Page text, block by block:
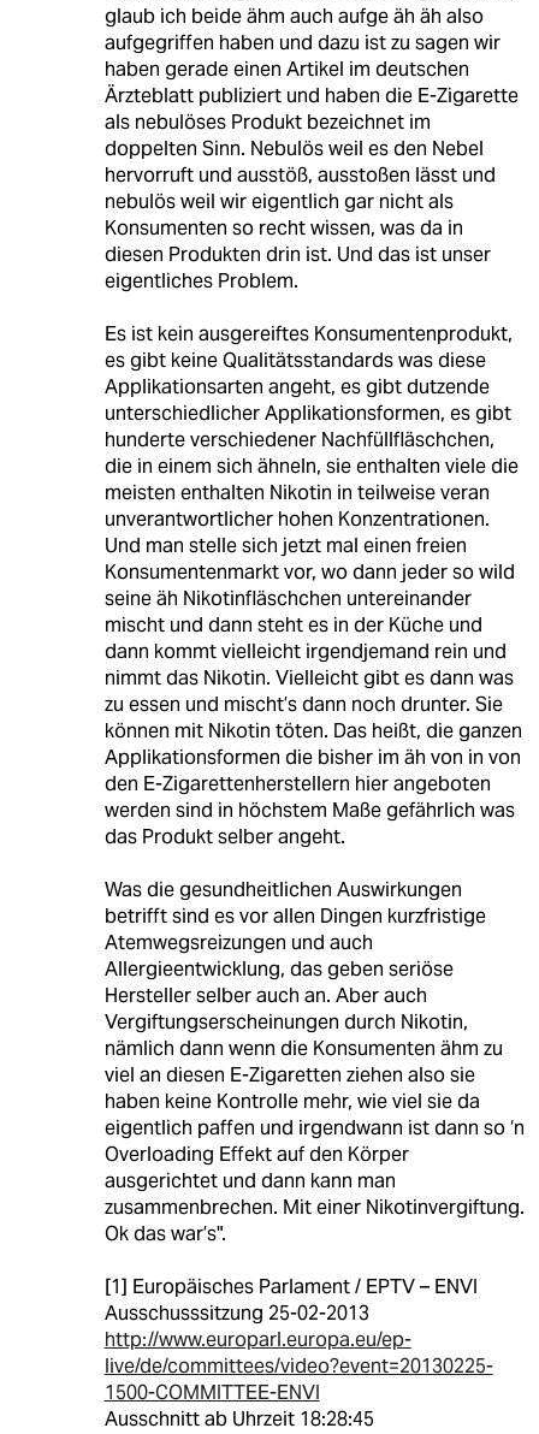
glaub ich beide ähm auch aufge äh äh also
aufgegriffen haben und dazu ist zu sagen wir
haben gerade einen Artikel im deutschen
Ärzteblatt publiziert und haben die E-Zigarette
als nebulöses Produkt bezeichnet im
doppelten Sinn. Nebulös weil es den Nebel
hervorruft und ausstöß, ausstoßen lässt und
nebulös weil wir eigentlich gar nicht als
Konsumenten so recht wissen, was da in
diesen Produkten drin ist. Und das ist unser
eigentliches Problem.
Es ist kein ausgereiftes Konsumentenprodukt,
es gibt keine Qualitätsstandards was diese
Applikationsarten angeht, es gibt dutzende
unterschiedlicher Applikationsformen, es gibt
hunderte verschiedener Nachfüllfläschchen,
die in einem sich ähneln, sie enthalten viele die
meisten enthalten Nikotin in teilweise veran
unverantwortlicher hohen Konzentrationen.
Und man stelle sich jetzt mal einen freien
Konsumentenmarkt vor, wo dann jeder so wild
seine äh Nikotinfläschchen untereinander
mischt und dann steht es in der Küche und
dann kommt vielleicht irgendjemand rein und
nimmt das Nikotin. Vielleicht gibt es dann was
zu essen und mischt’s dann noch drunter. Sie
können mit Nikotin töten. Das heißt, die ganzen
Applikationsformen die bisher im äh von in von
den E-Zigarettenherstellern hier angeboten
werden sind in höchstem Maße gefährlich was
das Produkt selber angeht.
Was die gesundheitlichen Auswirkungen
betrifft sind es vor allen Dingen kurzfristige
Atemwegsreizungen und auch
Allergieentwicklung, das geben seriöse
Hersteller selber auch an. Aber auch
Vergiftungserscheinungen durch Nikotin,
nämlich dann wenn die Konsumenten ähm zu
viel an diesen E-Zigaretten ziehen also sie
haben keine Kontrolle mehr, wie viel sie da
eigentlich paffen und irgendwann ist dann so ‘n
Overloading Effekt auf den Körper
ausgerichtet und dann kann man
zusammenbrechen. Mit einer Nikotinvergiftung.
Ok das war’s".
[1] Europäisches Parlament / EPTV – ENVI
Ausschusssitzung 25-02-2013
http://www.europarl.europa.eu/ep-
live/de/committees/video?event=20130225-
1500-COMMITTEE-ENVI
Ausschnitt ab Uhrzeit 18:28:45